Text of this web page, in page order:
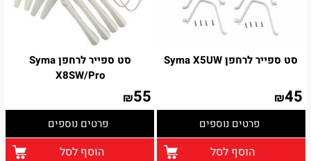
סט ספייר לרחפן Syma X5UW
₪45
פרטים נוספים
הוסף לסל
סט ספייר לרחפן Syma
X8SW/Pro
₪55
פרטים נוספים
הוסף לסל